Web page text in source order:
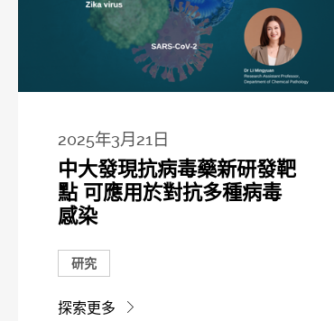
2025年3月21日
中大發現抗病毒藥新研發靶
點 可應用於對抗多種病毒
感染
研究
探索更多